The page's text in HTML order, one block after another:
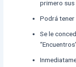
primero sus
Podrá tener
Se le